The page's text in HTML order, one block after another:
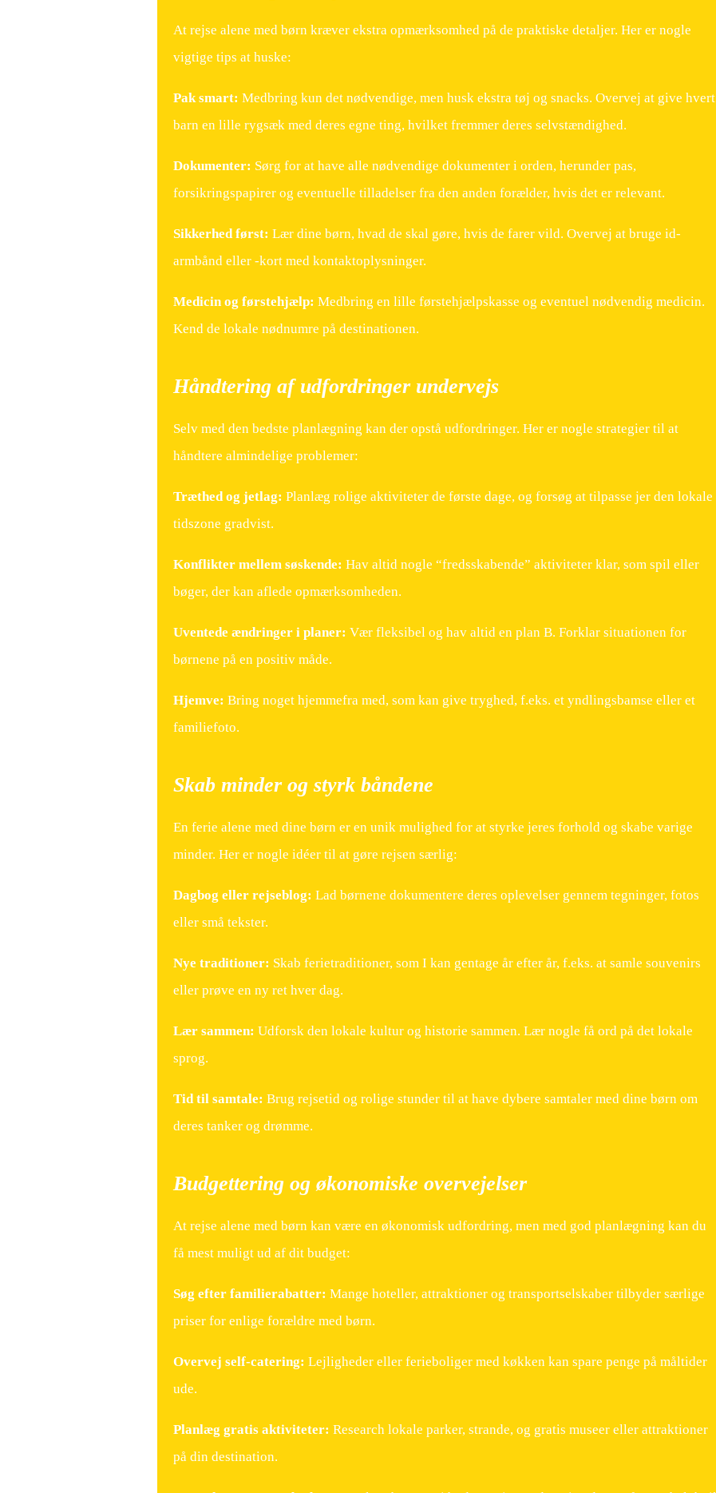
At rejse alene med børn kræver ekstra opmærksomhed på de praktiske detaljer. Her er nogle
vigtige tips at huske:
Pak smart: Medbring kun det nødvendige, men husk ekstra tøj og snacks. Overvej at give hvert
barn en lille rygsæk med deres egne ting, hvilket fremmer deres selvstændighed.
Dokumenter: Sørg for at have alle nødvendige dokumenter i orden, herunder pas,
forsikringspapirer og eventuelle tilladelser fra den anden forælder, hvis det er relevant.
Sikkerhed først: Lær dine børn, hvad de skal gøre, hvis de farer vild. Overvej at bruge id-
armbånd eller -kort med kontaktoplysninger.
Medicin og førstehjælp: Medbring en lille førstehjælpskasse og eventuel nødvendig medicin.
Kend de lokale nødnumre på destinationen.
Håndtering af udfordringer undervejs
Selv med den bedste planlægning kan der opstå udfordringer. Her er nogle strategier til at
håndtere almindelige problemer:
Træthed og jetlag: Planlæg rolige aktiviteter de første dage, og forsøg at tilpasse jer den lokale
tidszone gradvist.
Konflikter mellem søskende: Hav altid nogle “fredsskabende” aktiviteter klar, som spil eller
bøger, der kan aflede opmærksomheden.
Uventede ændringer i planer: Vær fleksibel og hav altid en plan B. Forklar situationen for
børnene på en positiv måde.
Hjemve: Bring noget hjemmefra med, som kan give tryghed, f.eks. et yndlingsbamse eller et
familiefoto.
Skab minder og styrk båndene
En ferie alene med dine børn er en unik mulighed for at styrke jeres forhold og skabe varige
minder. Her er nogle idéer til at gøre rejsen særlig:
Dagbog eller rejseblog: Lad børnene dokumentere deres oplevelser gennem tegninger, fotos
eller små tekster.
Nye traditioner: Skab ferietraditioner, som I kan gentage år efter år, f.eks. at samle souvenirs
eller prøve en ny ret hver dag.
Lær sammen: Udforsk den lokale kultur og historie sammen. Lær nogle få ord på det lokale
sprog.
Tid til samtale: Brug rejsetid og rolige stunder til at have dybere samtaler med dine børn om
deres tanker og drømme.
Budgettering og økonomiske overvejelser
At rejse alene med børn kan være en økonomisk udfordring, men med god planlægning kan du
få mest muligt ud af dit budget:
Søg efter familierabatter: Mange hoteller, attraktioner og transportselskaber tilbyder særlige
priser for enlige forældre med børn.
Overvej self-catering: Lejligheder eller ferieboliger med køkken kan spare penge på måltider
ude.
Planlæg gratis aktiviteter: Research lokale parker, strande, og gratis museer eller attraktioner
på din destination.